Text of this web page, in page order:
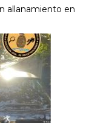
allanamiento en